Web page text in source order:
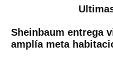
Sheinbaum entrega
amplía meta